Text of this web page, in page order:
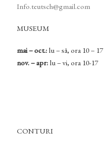
Info.teutsch@gmail.com
MUSEUM
mai – oct.: lu – sâ, ora 10 – 17
nov. – apr: lu – vi, ora 10-17
CONTURI